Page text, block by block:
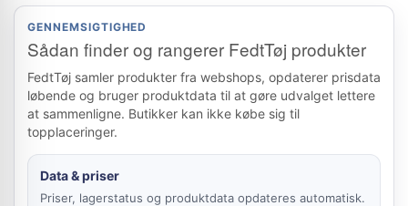
GENNEMSIGTIGHED
Sådan finder og rangerer FedtTøj produkter
FedtTøj samler produkter fra webshops, opdaterer prisdata
løbende og bruger produktdata til at gøre udvalget lettere
at sammenligne. Butikker kan ikke købe sig til
topplaceringer.
Data & priser
Priser, lagerstatus og produktdata opdateres automatisk.